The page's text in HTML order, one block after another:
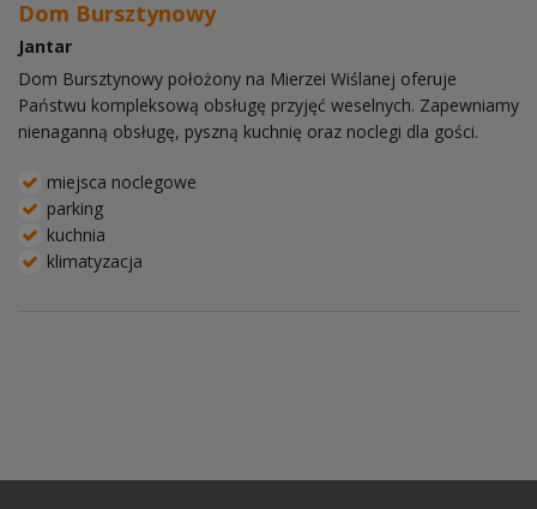
Dom Bursztynowy
Jantar
Dom Bursztynowy położony na Mierzei Wiślanej oferuje
Państwu kompleksową obsługę przyjęć weselnych. Zapewniamy
nienaganną obsługę, pyszną kuchnię oraz noclegi dla gości.
miejsca noclegowe
parking
kuchnia
klimatyzacja